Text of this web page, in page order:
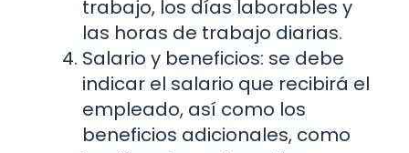
trabajo, los días laborables y
las horas de trabajo diarias.
Salario y beneficios: se debe
indicar el salario que recibirá el
empleado, así como los
beneficios adicionales, como